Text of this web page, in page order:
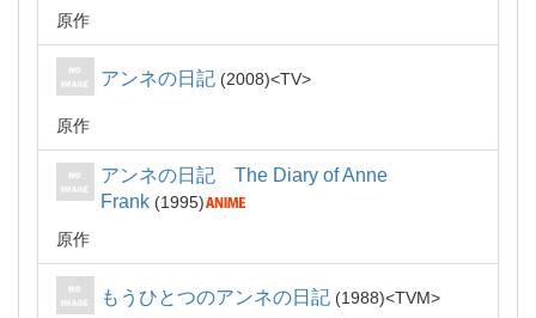
原作
アンネの日記 2008 TV
原作
アンネの日記 The Diary of Anne
Frank
1995
原作
もうひとつのアンネの日記 1988 TVM